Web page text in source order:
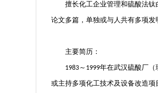
擅长化工企业管理和硫酸法钛
论文多篇，单独或与人共有多项发
主要简历：
1983 ～ 1999年在武汉硫酸厂（
或主持多项化工技术及设备改造项